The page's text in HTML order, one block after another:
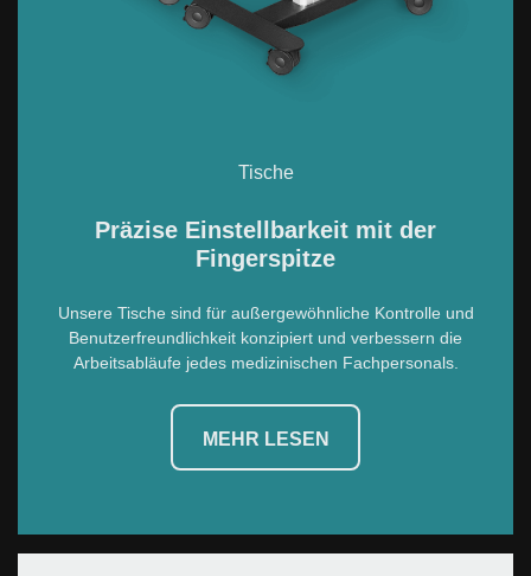
Tische
Präzise Einstellbarkeit mit der
Fingerspitze
Unsere Tische sind für außergewöhnliche Kontrolle und
Benutzerfreundlichkeit konzipiert und verbessern die
Arbeitsabläufe jedes medizinischen Fachpersonals.
MEHR LESEN